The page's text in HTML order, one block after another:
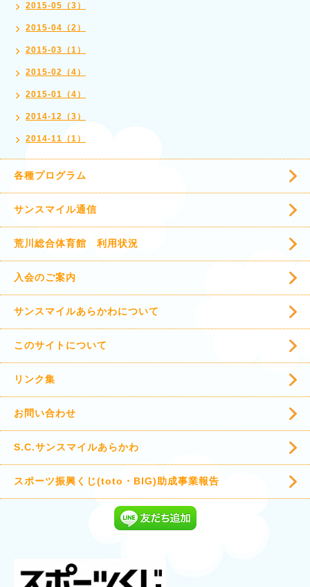
2015-05（3）
2015-04（2）
2015-03（1）
2015-02（4）
2015-01（4）
2014-12（3）
2014-11（1）
各種プログラム
サンスマイル通信
荒川総合体育館 利用状況
入会のご案内
サンスマイルあらかわについて
このサイトについて
リンク集
お問い合わせ
S.C.サンスマイルあらかわ
スポーツ振興くじ(toto・BIG)助成事業報告